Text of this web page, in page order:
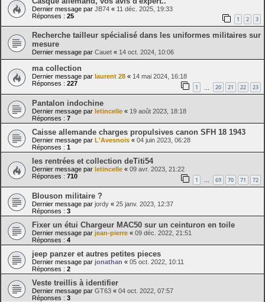
Dernier message par JB74 « 11 déc. 2025, 19:33
Réponses : 25 1 2 3
Recherche tailleur spécialisé dans les uniformes militaires sur
mesure
Dernier message par Cauet « 14 oct. 2024, 10:06
ma collection
Dernier message par laurent 28 « 14 mai 2024, 16:18
Réponses : 227 1 20 21 22 23
Pantalon indochine
Dernier message par letincelle « 19 août 2023, 18:18
Réponses : 7
Caisse allemande charges propulsives canon SFH 18 1943
Dernier message par L'Avesnois « 04 juin 2023, 06:28
Réponses : 1
les rentrées et collection deTiti54
Dernier message par letincelle « 09 avr. 2023, 21:22
Réponses : 710 1 … 69 70 71 72
Blouson militaire ?
Dernier message par jordy « 25 janv. 2023, 12:37
Réponses : 3
Fixer un étui Chargeur MAC50 sur un ceinturon en toile
Dernier message par jean-pierre « 09 déc. 2022, 21:51
Réponses : 4
jeep panzer et autres petites pieces
Dernier message par jonathan « 05 oct. 2022, 10:11
Réponses : 2
Veste treillis à identifier
Dernier message par GT63 « 04 oct. 2022, 07:57
Réponses : 3